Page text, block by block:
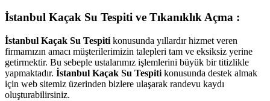
İstanbul Kaçak Su Tespiti ve Tıkanıklık Açma :
İstanbul Kaçak Su Tespiti konusunda yıllardır hizmet veren
firmamızın amacı müşterilerimizin talepleri tam ve eksiksiz yerine
getirmektir. Bu sebeple ustalarımız işlemlerini büyük bir titizlikle
yapmaktadır. İstanbul Kaçak Su Tespiti konusunda destek almak
için web sitemiz üzerinden bizlere ulaşarak randevu kaydı
oluşturabilirsiniz.